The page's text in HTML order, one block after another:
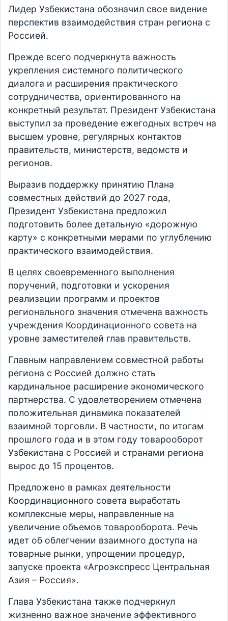
Лидер Узбекистана обозначил свое видение
перспектив взаимодействия стран региона с
Россией.
Прежде всего подчеркнута важность
укрепления системного политического
диалога и расширения практического
сотрудничества, ориентированного на
конкретный результат. Президент Узбекистана
выступил за проведение ежегодных встреч на
высшем уровне, регулярных контактов
правительств, министерств, ведомств и
регионов.
Выразив поддержку принятию Плана
совместных действий до 2027 года,
Президент Узбекистана предложил
подготовить более детальную «дорожную
карту» с конкретными мерами по углублению
практического взаимодействия.
В целях своевременного выполнения
поручений, подготовки и ускорения
реализации программ и проектов
регионального значения отмечена важность
учреждения Координационного совета на
уровне заместителей глав правительств.
Главным направлением совместной работы
региона с Россией должно стать
кардинальное расширение экономического
партнерства. С удовлетворением отмечена
положительная динамика показателей
взаимной торговли. В частности, по итогам
прошлого года и в этом году товарооборот
Узбекистана с Россией и странами региона
вырос до 15 процентов.
Предложено в рамках деятельности
Координационного совета выработать
комплексные меры, направленные на
увеличение объемов товарооборота. Речь
идет об облегчении взаимного доступа на
товарные рынки, упрощении процедур,
запуске проекта «Агроэкспресс Центральная
Азия – Россия».
Глава Узбекистана также подчеркнул
жизненно важное значение эффективного